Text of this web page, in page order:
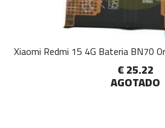
Xiaomi Redmi 15 4G Bateria BN70
€ 25.22
AGOTADO